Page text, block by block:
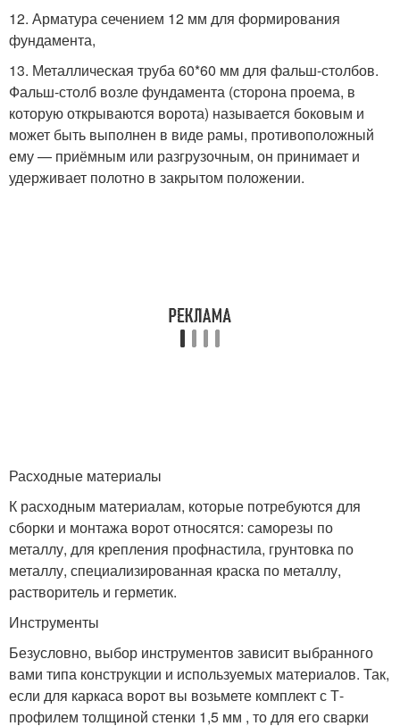
12. Арматура сечением 12 мм для формирования
фундамента,
13. Металлическая труба 60*60 мм для фальш-столбов.
Фальш-столб возле фундамента (сторона проема, в
которую открываются ворота) называется боковым и
может быть выполнен в виде рамы, противоположный
ему — приёмным или разгрузочным, он принимает и
удерживает полотно в закрытом положении.
Расходные материалы
К расходным материалам, которые потребуются для
сборки и монтажа ворот относятся: саморезы по
металлу, для крепления профнастила, грунтовка по
металлу, специализированная краска по металлу,
растворитель и герметик.
Инструменты
Безусловно, выбор инструментов зависит выбранного
вами типа конструкции и используемых материалов. Так,
если для каркаса ворот вы возьмете комплект с Т-
профилем толщиной стенки 1,5 мм , то для его сварки